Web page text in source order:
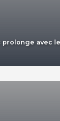
prolonge avec